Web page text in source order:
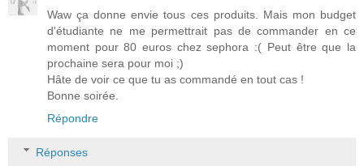
Waw ça donne envie tous ces produits. Mais mon budget
d'étudiante ne me permettrait pas de commander en ce
moment pour 80 euros chez sephora :( Peut être que la
prochaine sera pour moi ;)
Hâte de voir ce que tu as commandé en tout cas !
Bonne soirée.
Répondre
Réponses